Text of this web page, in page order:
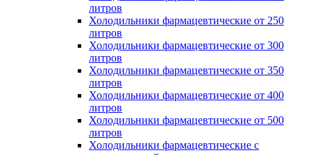
литров
Холодильники фармацевтические от 250
литров
Холодильники фармацевтические от 300
литров
Холодильники фармацевтические от 350
литров
Холодильники фармацевтические от 400
литров
Холодильники фармацевтические от 500
литров
Холодильники фармацевтические с